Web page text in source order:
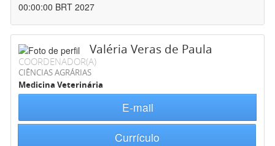
00:00:00 BRT 2027
Valéria Veras de Paula
COORDENADOR(A)
CIÊNCIAS AGRÁRIAS
Medicina Veterinária
E-mail
Currículo